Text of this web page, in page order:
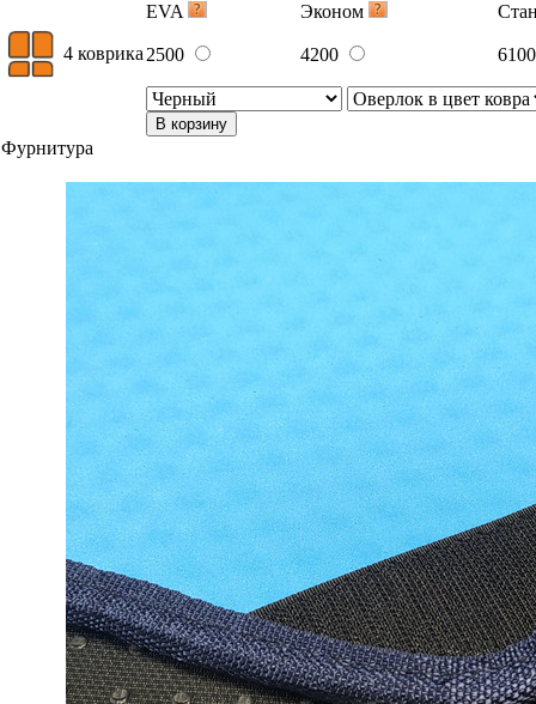
EVA
Эконом
4 коврика 2500 4200
В корзину
Фурнитура